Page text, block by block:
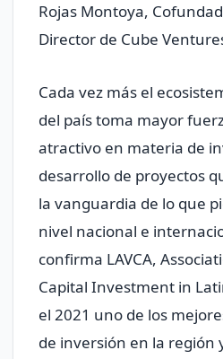
Rojas Montoya,
Director de Cube
Cada vez más el
del país toma mayor
atractivo en materia de
desarrollo de proyectos
la vanguardia de lo que
nivel nacional e
confirma LAVCA,
Capital Investment in
el 2021 uno de los
de inversión en la región